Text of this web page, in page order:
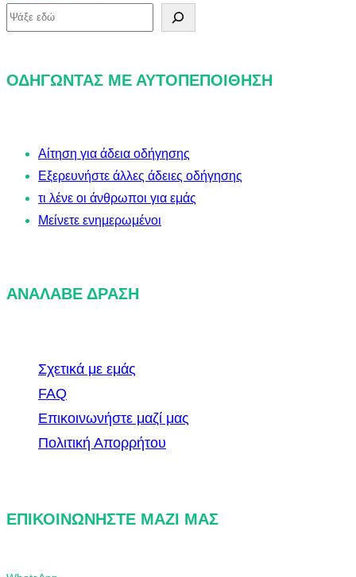
Α
ζ
ΟΔΗΓΏΝΤΑΣ ΜΕ ΑΥΤΟΠΕΠΟΊΘΗΣΗ
Αίτηση για άδεια οδήγησης
Εξερευνήστε άλλες άδειες οδήγησης
τι λένε οι άνθρωποι για εμάς
Μείνετε ενημερωμένοι
ΑΝΑΛΑΒΕ ΔΡΑΣΗ
Σχετικά με εμάς
FAQ
Επικοινωνήστε μαζί μας
Πολιτική Απορρήτου
ΕΠΙΚΟΙΝΩΝΉΣΤΕ ΜΑΖΊ ΜΑΣ